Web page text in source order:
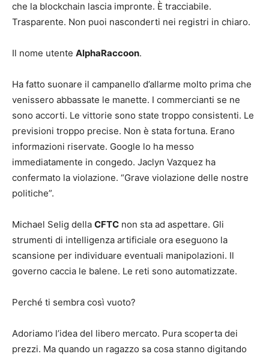
che la blockchain lascia impronte. È tracciabile.
Trasparente. Non puoi nasconderti nei registri in chiaro.
Il nome utente AlphaRaccoon.
Ha fatto suonare il campanello d’allarme molto prima che
venissero abbassate le manette. I commercianti se ne
sono accorti. Le vittorie sono state troppo consistenti. Le
previsioni troppo precise. Non è stata fortuna. Erano
informazioni riservate. Google lo ha messo
immediatamente in congedo. Jaclyn Vazquez ha
confermato la violazione. “Grave violazione delle nostre
politiche”.
Michael Selig della CFTC non sta ad aspettare. Gli
strumenti di intelligenza artificiale ora eseguono la
scansione per individuare eventuali manipolazioni. Il
governo caccia le balene. Le reti sono automatizzate.
Perché ti sembra così vuoto?
Adoriamo l’idea del libero mercato. Pura scoperta dei
prezzi. Ma quando un ragazzo sa cosa stanno digitando